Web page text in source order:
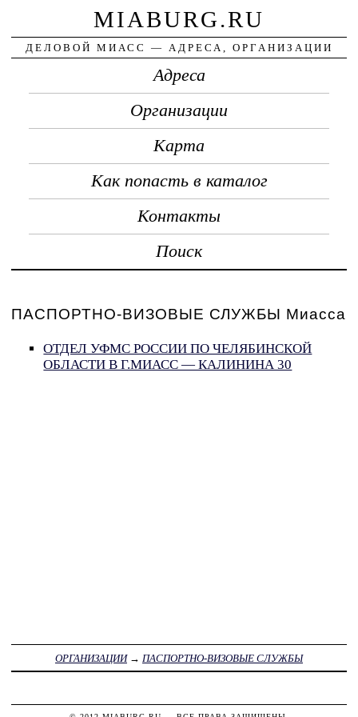
MIABURG.RU
ДЕЛОВОЙ МИАСС — АДРЕСА, ОРГАНИЗАЦИИ
Адреса
Организации
Карта
Как попасть в каталог
Контакты
Поиск
ПАСПОРТНО-ВИЗОВЫЕ СЛУЖБЫ Миасса
ОТДЕЛ УФМС РОССИИ ПО ЧЕЛЯБИНСКОЙ
ОБЛАСТИ В Г.МИАСС — КАЛИНИНА 30
ОРГАНИЗАЦИИ→ ПАСПОРТНО-ВИЗОВЫЕ СЛУЖБЫ